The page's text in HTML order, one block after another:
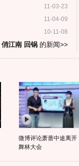
11-03-23
11-04-09
10-11-08
俏江南 回锅的新闻>>
微博评论萧蔷中途离开
舞林大会